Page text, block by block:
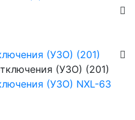
(УЗО) (201)
(УЗО) (201)
(УЗО) NXL-63